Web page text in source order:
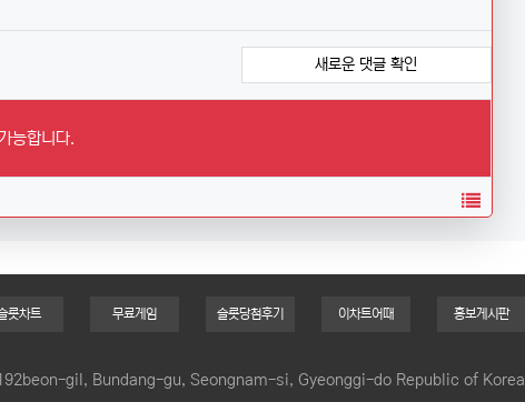
새로운 댓글 확인
능합니다.
목록
롯차트 무료게임 슬롯당첨후기 이차트어때 홍보게시판
gil, Bundang-gu, Seongnam-si, Gyeonggi-do Republic of Korea